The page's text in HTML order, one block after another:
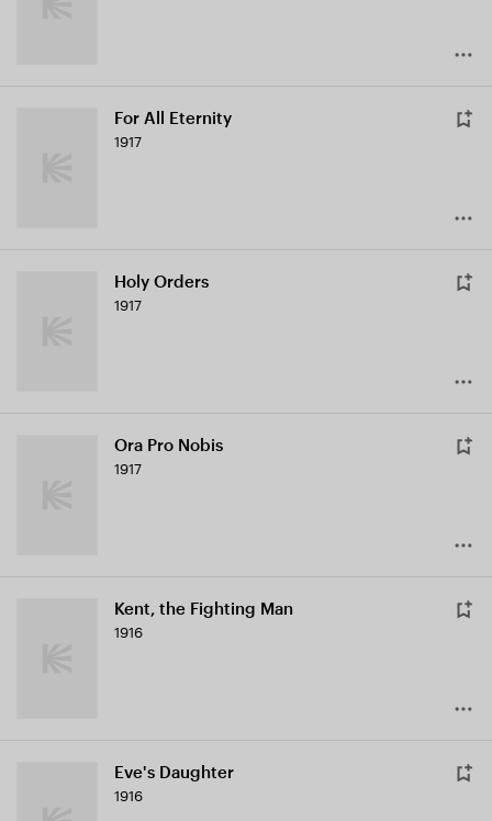
For All Eternity
1917
Holy Orders
1917
Ora Pro Nobis
1917
Kent, the Fighting Man
1916
Eve's Daughter
1916